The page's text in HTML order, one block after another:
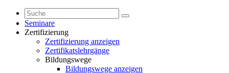
Seminare
Zertifizierung
Zertifizierung anzeigen
Zertifikatslehrgänge
Bildungswege
Bildungswege anzeigen